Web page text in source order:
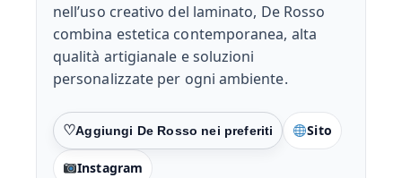
nell’uso creativo del laminato, De Rosso
combina estetica contemporanea, alta
qualità artigianale e soluzioni
personalizzate per ogni ambiente.
Preferiti Sito
Instagram